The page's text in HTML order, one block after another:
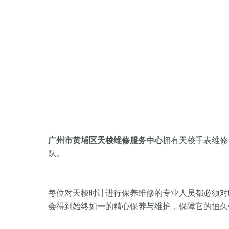
广州市黄埔区天梭维修服务中心拥有天梭手表维
队。
每位对天梭时计进行保养维修的专业人员都必须
会得到始终如一的精心保养与维护，保障它的恒